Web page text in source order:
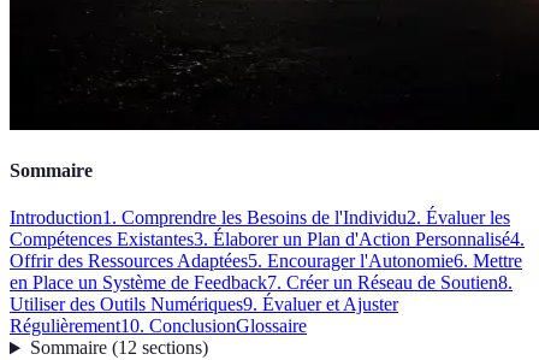
Sommaire
Introduction1. Comprendre les Besoins de l'Individu2. Évaluer les
Compétences Existantes3. Élaborer un Plan d'Action Personnalisé4.
Offrir des Ressources Adaptées5. Encourager l'Autonomie6. Mettre
en Place un Système de Feedback7. Créer un Réseau de Soutien8.
Utiliser des Outils Numériques9. Évaluer et Ajuster
Régulièrement10. ConclusionGlossaire
Sommaire(12 sections)